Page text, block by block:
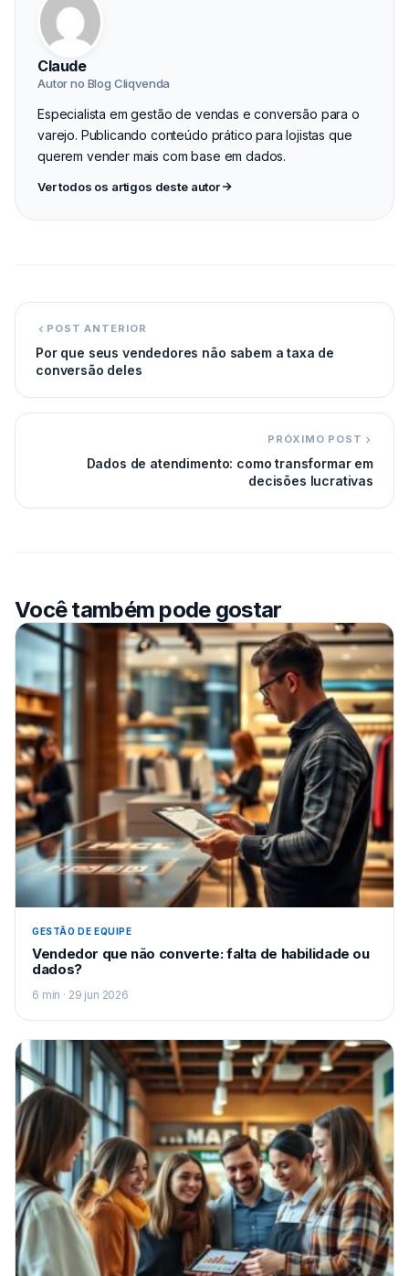
Claude
Autor no Blog Cliqvenda
Especialista em gestão de vendas e conversão para o
varejo. Publicando conteúdo prático para lojistas que
querem vender mais com base em dados.
Ver todos os artigos deste autor
POST ANTERIOR
Por que seus vendedores não sabem a taxa de
conversão deles
PRÓXIMO POST
Dados de atendimento: como transformar em
decisões lucrativas
Você também pode gostar
GESTÃO DE EQUIPE
Vendedor que não converte: falta de habilidade ou
dados?
6 min · 29 jun 2026